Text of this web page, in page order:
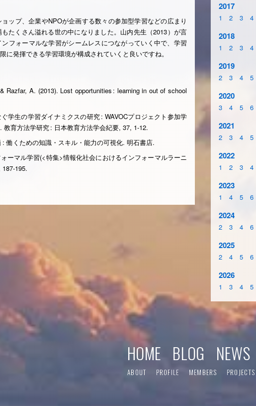
ップ、企業やNPOが企画する数々の参加型学習などの広まり
たくさん溢れる世の中になりました。山内先生（2013）が言
フォーマルな学習がシームレスにつながっていく中で、学習
に発揮できる学習環境が構成されていくと良いですね。
A. (2013). Lost opportunities : learning in out of school
学生の学習ダイナミクスの研究 : WAVOCプロジェクト参加学
育方法学研究 : 日本教育方法学会紀要, 37, 1-12.
働くための知識・スキル・能力の可視化. 明石書店.
ーマル学習(<特集>情報化社会におけるインフォーマルラーニ
195.
2017
1 2 3 4
2018
1 2 3 4
2019
2 3 4 5
2020
3 4 5 6
2021
2 3 4 5
2022
1 2 3 4
2023
1 4 5 6
2024
2 3 4 6
2025
2 4 5 6
2026
1 3 4 5
HOME BLOG NEWS
ABOUT PROFILE MEMBERS PROJECTS